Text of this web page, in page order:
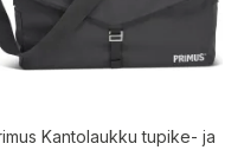
Kantolaukku tupike- ja